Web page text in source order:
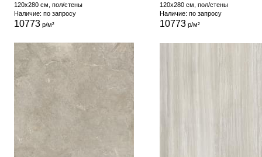
120x280 см, пол/стены
Наличие: по запросу
10773р/м²
120x280 см, пол/стены
Наличие: по запросу
10773р/м²